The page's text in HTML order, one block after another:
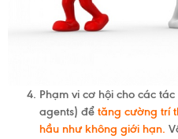
Phạm vi cơ hội cho các
agents) để tăng cường trí
hầu như không giới hạn.